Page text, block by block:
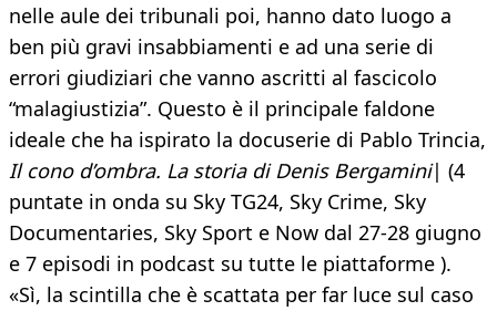
nelle aule dei tribunali poi, hanno dato luogo a
ben più gravi insabbiamenti e ad una serie di
errori giudiziari che vanno ascritti al fascicolo
“malagiustizia”. Questo è il principale faldone
ideale che ha ispirato la docuserie di Pablo Trincia,
Il cono d’ombra. La storia di Denis Bergamini| (4
puntate in onda su Sky TG24, Sky Crime, Sky
Documentaries, Sky Sport e Now dal 27-28 giugno
e 7 episodi in podcast su tutte le piattaforme ).
«Sì, la scintilla che è scattata per far luce sul caso